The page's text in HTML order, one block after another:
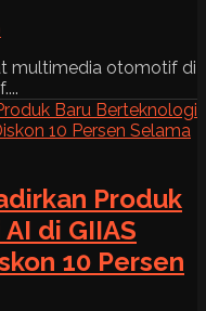
multimedia otomotif di
Produk
di GIIAS
10 Persen